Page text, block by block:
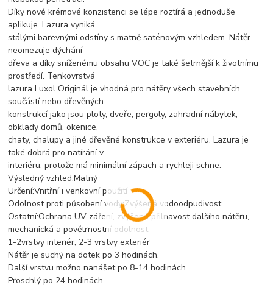
Díky nové krémové konzistenci se lépe roztírá a jednoduše
aplikuje. Lazura vyniká
stálými barevnými odstíny s matně saténovým vzhledem. Nátěr
neomezuje dýchání
dřeva a díky sníženému obsahu VOC je také šetrnější k životnímu
prostředí. Tenkovrstvá
lazura Luxol Originál je vhodná pro nátěry všech stavebních
součástí nebo dřevěných
konstrukcí jako jsou ploty, dveře, pergoly, zahradní nábytek,
obklady domů, okenice,
chaty, chalupy a jiné dřevěné konstrukce v exteriéru. Lazura je
také dobrá pro natírání v
interiéru, protože má minimální zápach a rychleji schne.
Výsledný vzhled:Matný
Určení:Vnitřní i venkovní použití
Odolnost proti působení vody:Zvýšená vodoodpudivost
Ostatní:Ochrana UV záření, zvýšená přilnavost dalšího nátěru,
mechanická a povětrnostní odolnost
1-2vrstvy interiér, 2-3 vrstvy exteriér
Nátěr je suchý na dotek po 3 hodinách.
Další vrstvu možno nanášet po 8-14 hodinách.
Proschlý po 24 hodinách.